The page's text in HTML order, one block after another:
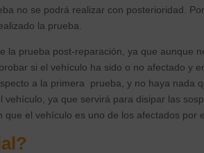
no se podrá realizar con posterioridad.
la prueba.
la prueba post-reparación, ya que aunque
si el vehículo ha sido o no afectado y
a la primera prueba, y no haya nada
ya que servirá para disipar las
el vehículo es uno de los afectados por